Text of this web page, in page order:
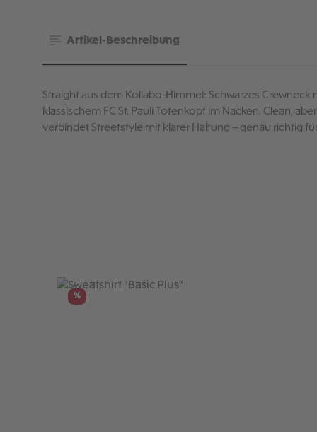
Artikel-Beschreibung
Straight aus dem Kollabo-Himmel: Schwarzes Crewneck
klassischem FC St. Pauli Totenkopf im Nacken. Clean,
verbindet Streetstyle mit klarer Haltung – genau richtig
Produktgalerie überspringen
%